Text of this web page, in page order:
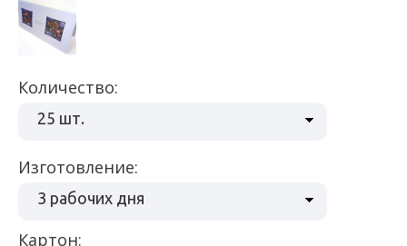
Количество:
25 шт.
Изготовление:
3 рабочих дня
Картон: